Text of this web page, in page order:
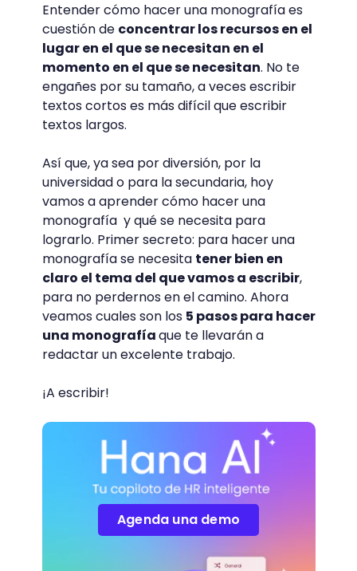
Entender cómo hacer una monografía es
cuestión de concentrar los recursos en el
lugar en el que se necesitan en el
momento en el que se necesitan. No te
engañes por su tamaño, a veces escribir
textos cortos es más difícil que escribir
textos largos.
Así que, ya sea por diversión, por la
universidad o para la secundaria, hoy
vamos a aprender cómo hacer una
monografía y qué se necesita para
lograrlo. Primer secreto: para hacer una
monografía se necesita tener bien en
claro el tema del que vamos a escribir,
para no perdernos en el camino. Ahora
veamos cuales son los 5 pasos para hacer
una monografíaque te llevarán a
redactar un excelente trabajo.
¡A escribir!
Agenda una demo